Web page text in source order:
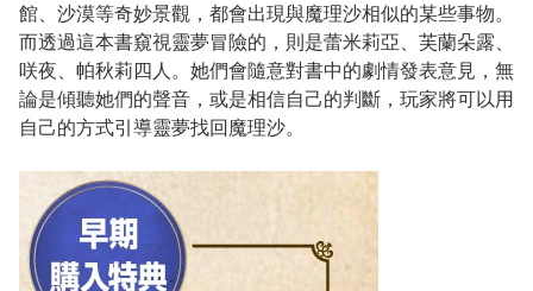
館、沙漠等奇妙景觀，都會出現與魔理沙相似的某些事物。
而透過這本書窺視靈夢冒險的，則是蕾米莉亞、芙蘭朵露、
咲夜、帕秋莉四人。她們會隨意對書中的劇情發表意見，無
論是傾聽她們的聲音，或是相信自己的判斷，玩家將可以用
自己的方式引導靈夢找回魔理沙。